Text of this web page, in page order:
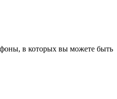
в которых вы можете быть